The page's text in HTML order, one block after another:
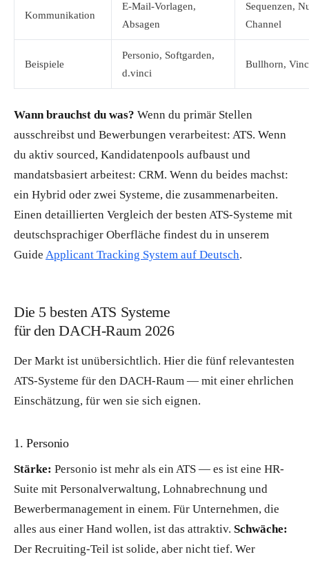
Kommunikation
E-Mail-Vorlagen,
Absagen
Sequenzen,
Channel
Beispiele
Personio, Softgarden,
d.vinci
Bullhorn,
Wann brauchst du was? Wenn du primär Stellen
ausschreibst und Bewerbungen verarbeitest: ATS. Wenn
du aktiv sourced, Kandidatenpools aufbaust und
mandatsbasiert arbeitest: CRM. Wenn du beides machst:
ein Hybrid oder zwei Systeme, die zusammenarbeiten.
Einen detaillierten Vergleich der besten ATS-Systeme mit
deutschsprachiger Oberfläche findest du in unserem
Guide Applicant Tracking System auf Deutsch.
Die 5 besten ATS Systeme
für den DACH-Raum 2026
Der Markt ist unübersichtlich. Hier die fünf relevantesten
ATS-Systeme für den DACH-Raum — mit einer ehrlichen
Einschätzung, für wen sie sich eignen.
1. Personio
Stärke: Personio ist mehr als ein ATS — es ist eine HR-
Suite mit Personalverwaltung, Lohnabrechnung und
Bewerbermanagement in einem. Für Unternehmen, die
alles aus einer Hand wollen, ist das attraktiv. Schwäche:
Der Recruiting-Teil ist solide, aber nicht tief. Wer